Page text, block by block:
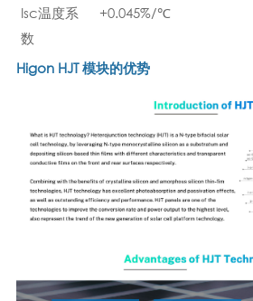
Isc温度系
数
+0.045%/℃
Higon HJT 模块的优势